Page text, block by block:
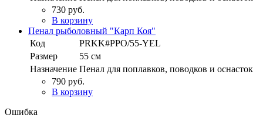
730 руб.
В корзину
Пенал рыболовный "Карп Коя"
Код
PRKK#PPO/55-YEL
Размер
55 см
Назначение Пенал для поплавков, поводков и оснасток
790 руб.
В корзину
Ошибка